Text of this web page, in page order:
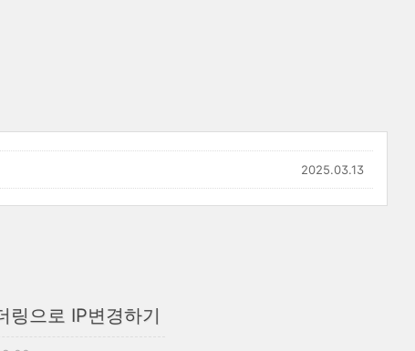
2025.03.13
링으로 IP변경하기